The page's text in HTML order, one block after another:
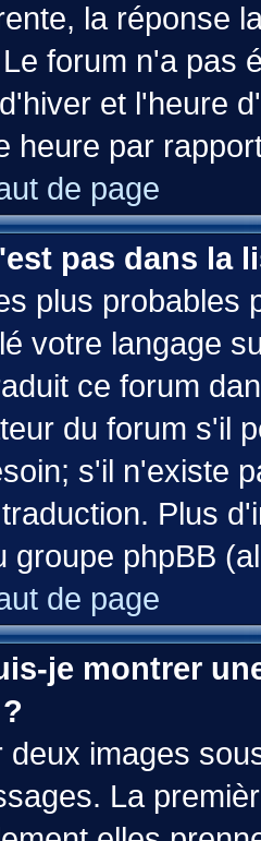
la réponse
forum n'a pas
et l'heure
heure par
de page
pas dans la
plus probables
votre langage
ce forum
du forum s'il
s'il n'existe
Plus
groupe phpBB
de page
je montrer
deux images
La